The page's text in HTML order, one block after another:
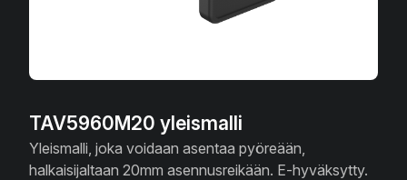
TAV5960M20 yleismalli
Yleismalli, joka voidaan asentaa pyöreään,
halkaisijaltaan 20mm asennusreikään. E-hyväksytty.